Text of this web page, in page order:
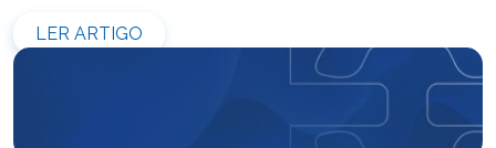
eficiência e transparência os recursos dos nossos mais
de 39 mil participantes. Temos […]
LER ARTIGO